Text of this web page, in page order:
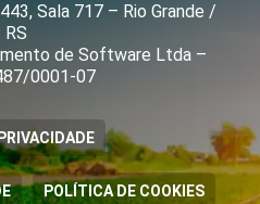
Sala 717 – Rio Grande /
RS
de Software Ltda –
0001-07
POLÍTICA DE COOKIES